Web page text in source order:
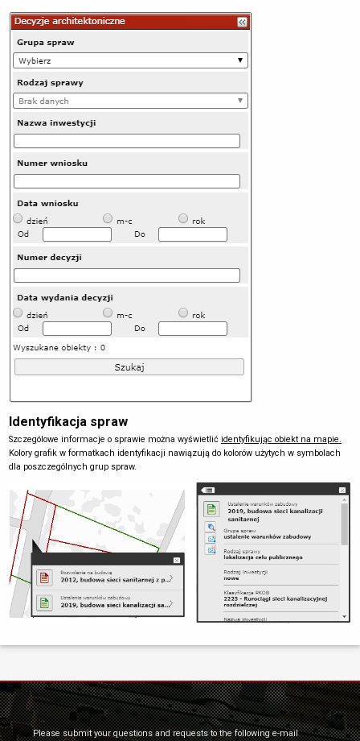
Identyfikacja spraw
Szczególowe informacje o sprawie można wyświetlić identyfikując obiekt na mapie.
Kolory grafik w formatkach identyfikacji nawiązują do kolorów użytych w symbolach
dla poszczególnych grup spraw.
Please submit your questions and requests to the following e-mail